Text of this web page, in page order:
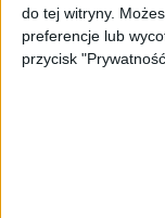
do tej witryny.
preferencje lub
przycisk
korzystać więcej
pozwala
ekranie.